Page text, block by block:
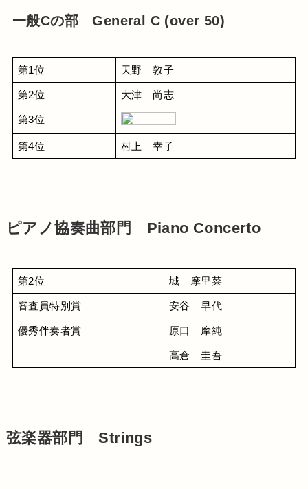
一般Cの部 General C (over 50)
第1位 天野　敦子
第2位 大津　尚志
第3位
第4位 村上　幸子
ピアノ協奏曲部門 Piano Concerto
第2位 城　摩里菜
審査員特別賞 安谷　早代
優秀伴奏者賞 原口　摩純
高倉　圭吾
弦楽器部門 Strings